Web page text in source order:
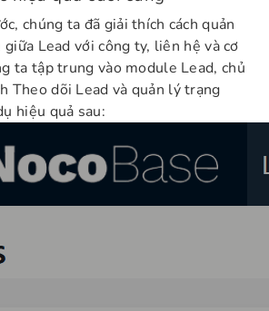
chúng ta đã giải thích cách quản
Lead với công ty, liên hệ và cơ
ta tập trung vào module Lead, chủ
Theo dõi Lead và quản lý trạng
hiệu quả sau: